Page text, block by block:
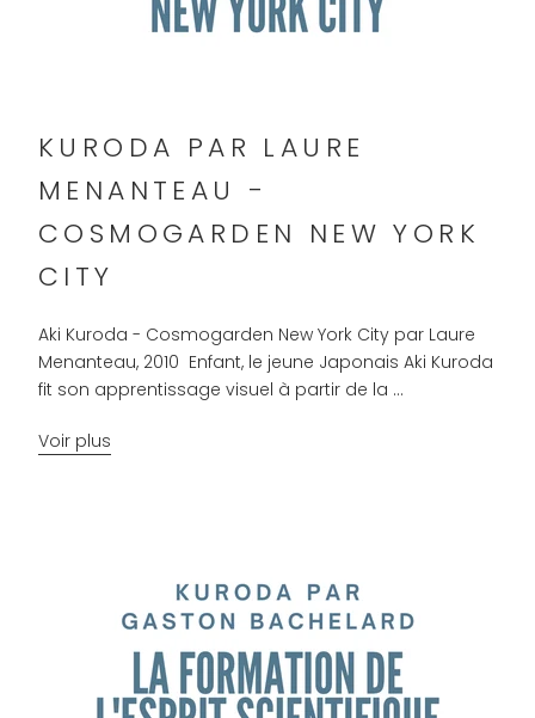
KURODA PAR LAURE
MENANTEAU -
COSMOGARDEN NEW YORK
CITY
Aki Kuroda - Cosmogarden New York City par Laure
Menanteau, 2010 Enfant, le jeune Japonais Aki Kuroda
fit son apprentissage visuel à partir de la ...
Voir plus